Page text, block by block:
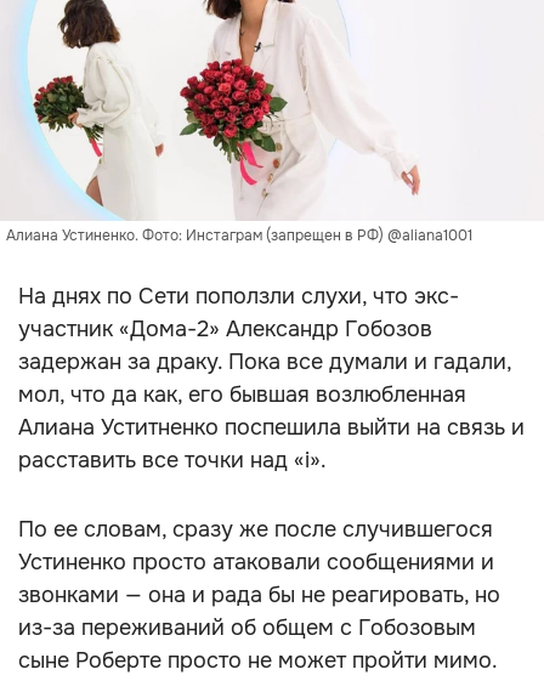
Алиана Устиненко. Фото: Инстаграм (запрещен в РФ) @aliana1001
На днях по Сети поползли слухи, что экс-
участник «Дома-2» Александр Гобозов
задержан за драку. Пока все думали и гадали,
мол, что да как, его бывшая возлюбленная
Алиана Уститненко поспешила выйти на связь и
расставить все точки над «i».
По ее словам, сразу же после случившегося
Устиненко просто атаковали сообщениями и
звонками — она и рада бы не реагировать, но
из-за переживаний об общем с Гобозовым
сыне Роберте просто не может пройти мимо.